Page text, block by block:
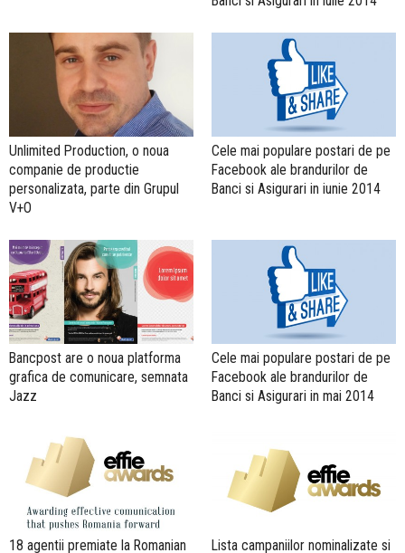
Unlimited Production, o noua
companie de productie
personalizata, parte din Grupul
V+O
Cele mai populare postari de pe
Facebook ale brandurilor de
Banci si Asigurari in iunie 2014
Bancpost are o noua platforma
grafica de comunicare, semnata
Jazz
Cele mai populare postari de pe
Facebook ale brandurilor de
Banci si Asigurari in mai 2014
18 agentii premiate la Romanian
Lista campaniilor nominalizate si